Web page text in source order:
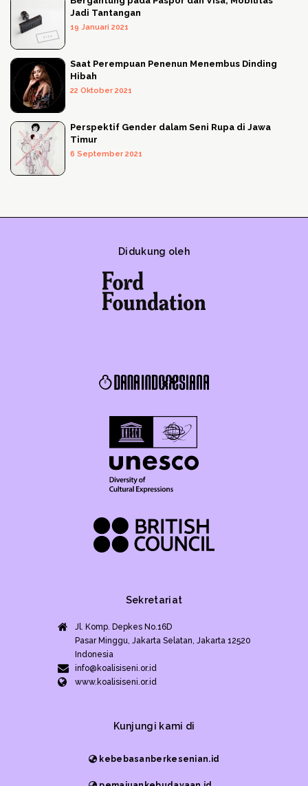
Jadi Tantangan
19 Januari 2021
Saat Perempuan Penenun Menembus Dinding
Hibah
22 Oktober 2021
Perspektif Gender dalam Seni Rupa di Jawa
Timur
6 September 2021
Didukung oleh
Sekretariat
Jl. Komp. Depkes No.16D
Pasar Minggu, Jakarta Selatan, Jakarta 12520
Indonesia
info@koalisiseni.or.id
www.koalisiseni.or.id
Kunjungi kami di
kebebasanberkesenian.id